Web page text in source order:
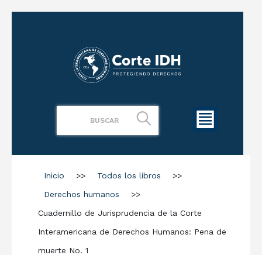
Inicio >> Todos los libros
>>
Derechos humanos
>>
Cuadernillo de Jurisprudencia de la Corte
Interamericana de Derechos Humanos: Pena de
muerte No. 1